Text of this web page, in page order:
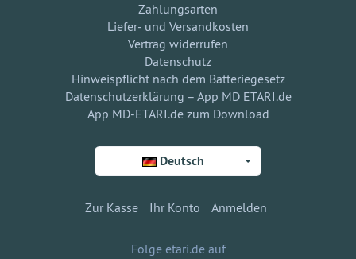
Zahlungsarten
Liefer- und Versandkosten
Vertrag widerrufen
Datenschutz
Hinweispflicht nach dem Batteriegesetz
Datenschutzerklärung – App MD ETARI.de
App MD-ETARI.de zum Download
Deutsch
Zur Kasse Ihr Konto Anmelden
Folge etari.de auf